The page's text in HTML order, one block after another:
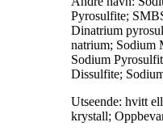
Pyrosulfite;
Dinatrium
natrium; Sodium
Sodium
Dissulfite;
Utseende: hvitt
krystall;